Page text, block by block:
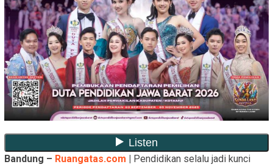
Bandung – Ruangatas.com | Pendidikan selalu jadi kunci